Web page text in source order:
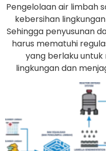
Pengelolaan air limbah
kebersihan
Sehingga penyusunan
harus mematuhi
yang berlaku
lingkungan dan